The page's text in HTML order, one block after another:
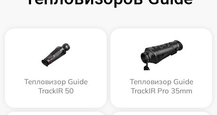
Тепловизор Guide
TrackIR 50
Тепловизор Guide
TrackIR Pro 35mm